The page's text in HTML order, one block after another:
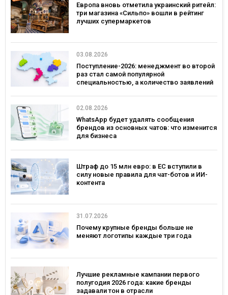
Европа вновь отметила украинский ритейл:
три магазина «Сильпо» вошли в рейтинг
лучших супермаркетов
03.08.2026
Поступление-2026: менеджмент во второй
раз стал самой популярной
специальностью, а количество заявлений
02.08.2026
WhatsApp будет удалять сообщения
брендов из основных чатов: что изменится
для бизнеса
Штраф до 15 млн евро: в ЕС вступили в
силу новые правила для чат-ботов и ИИ-
контента
31.07.2026
Почему крупные бренды больше не
меняют логотипы каждые три года
Лучшие рекламные кампании первого
полугодия 2026 года: какие бренды
задавали тон в отрасли